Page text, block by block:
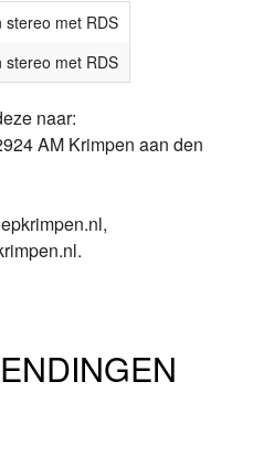
stereo met RDS
stereo met RDS
naar:
AM Krimpen aan den